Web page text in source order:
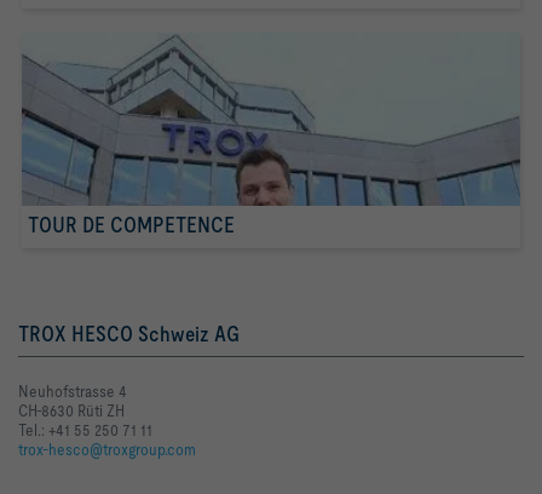
TOUR DE COMPETENCE
TROX HESCO Schweiz AG
Neuhofstrasse 4
CH-8630 Rüti ZH
Tel.: +41 55 250 71 11
trox-hesco@troxgroup.com